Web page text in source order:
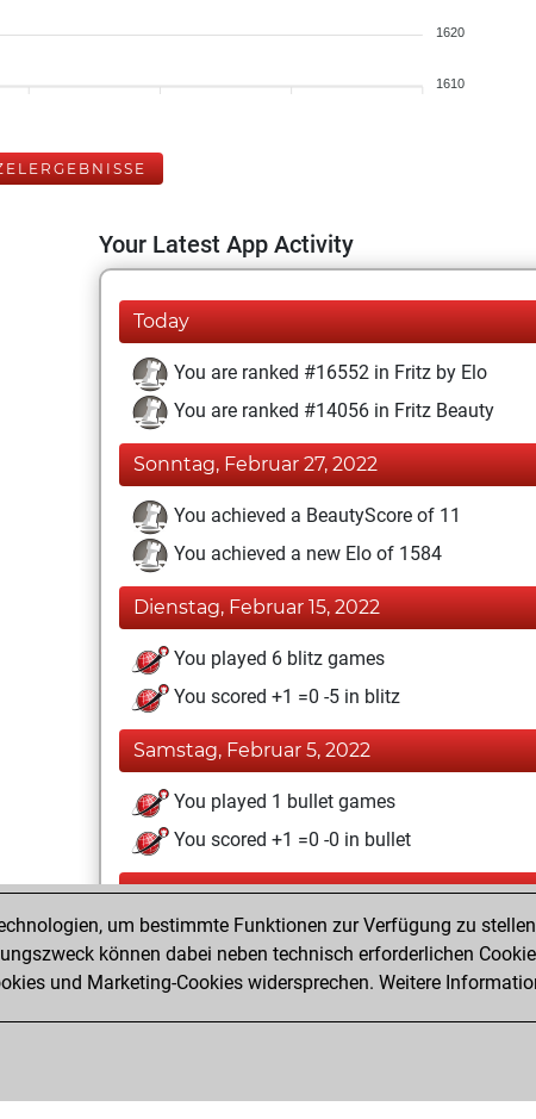
1620
1610
Your Latest App Activity
Today
You are ranked #16552 in Fritz by Elo
You are ranked #14056 in Fritz Beauty
Sonntag, Februar 27, 2022
You achieved a BeautyScore of 11
You achieved a new Elo of 1584
Dienstag, Februar 15, 2022
You played 6 blitz games
You scored +1 =0 -5 in blitz
Samstag, Februar 5, 2022
You played 1 bullet games
You scored +1 =0 -0 in bullet
Freitag, Januar 28, 2022
You won against Fritz
You created your Fritz account
um bestimmte Funktionen zur Verfügung zu
können dabei neben technisch erforderlichen
und Marketing-Cookies widersprechen. Weitere